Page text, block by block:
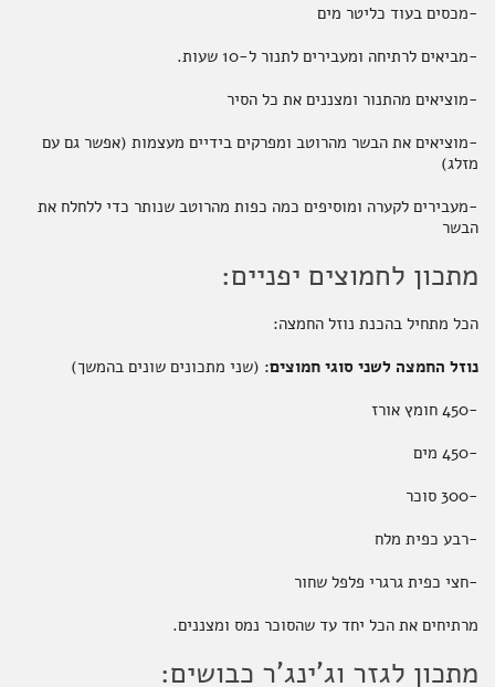
-מכסים בעוד כליטר מים
-מביאים לרתיחה ומעבירים לתנור ל-10 שעות.
-מוציאים מהתנור ומצננים את כל הסיר
-מוציאים את הבשר מהרוטב ומפרקים בידיים מעצמות (אפשר גם עם
מזלג)
-מעבירים לקערה ומוסיפים כמה כפות מהרוטב שנותר כדי ללחלח את
הבשר
מתכון לחמוצים יפניים:
הכל מתחיל בהכנת נוזל החמצה:
נוזל החמצה לשני סוגי חמוצים: (שני מתכונים שונים בהמשך)
-450 חומץ אורז
-450 מים
-300 סוכר
-רבע כפית מלח
-חצי כפית גרגרי פלפל שחור
מרתיחים את הכל יחד עד שהסוכר נמס ומצננים.
מתכון לגזר וג'ינג'ר כבושים: